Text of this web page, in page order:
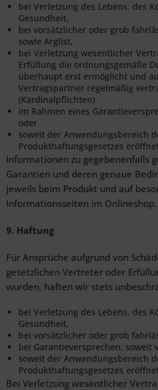
bei Verletzung des Lebens, des
Gesundheit,
bei vorsätzlicher oder grob
sowie Arglist,
bei Verletzung wesentlicher
Erfüllung die ordnungsgemäße
überhaupt erst ermöglicht und
Vertragspartner regelmäßig
(Kardinalpflichten)
im Rahmen eines
oder
soweit der Anwendungsbereich
Produkthaftungsgesetzes
Informationen zu gegebenenfalls
Garantien und deren genaue
jeweils beim Produkt und auf
Informationsseiten im Onlineshop.
9. Haftung
Für Ansprüche aufgrund von
gesetzlichen Vertreter oder
wurden, haften wir stets
bei Verletzung des Lebens, des
Gesundheit,
bei vorsätzlicher oder grob
bei Garantieversprechen, soweit
soweit der Anwendungsbereich
Produkthaftungsgesetzes
Bei Verletzung wesentlicher